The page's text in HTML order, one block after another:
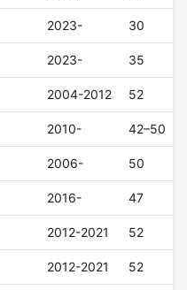
2023- 30
2023- 35
2004-2012 52
2010- 42–50
2006- 50
2016- 47
2012-2021 52
2012-2021 52